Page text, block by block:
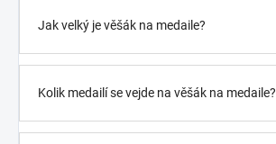
Jak velký je věšák na medaile?
Kolik medailí se vejde na věšák na medaile?